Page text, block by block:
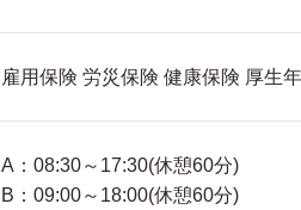
雇用保険 労災保険 健康保険 厚生
A：08:30～17:30(休憩60分)
B：09:00～18:00(休憩60分)